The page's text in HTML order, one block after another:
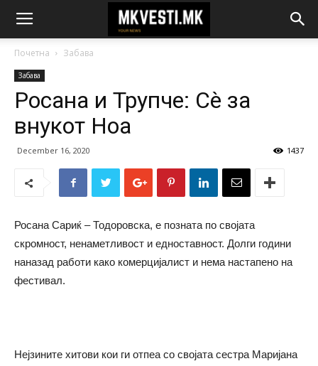
Почетна Забава
Забава
Росана и Трупче: Сè за
внукот Ноа
December 16, 2020 1437
Росана Сариќ – Тодоровска, е позната по својата
скромност, ненаметливост и едноставност. Долги години
наназад работи како комерцијалист и нема настапено на
фестивал.
Нејзините хитови кои ги отпеа со својата сестра Маријана